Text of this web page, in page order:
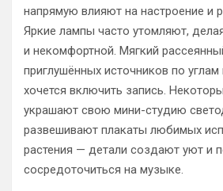
напрямую влияют на настроение и
Яркие лампы часто утомляют,
и некомфортной. Мягкий
приглушённых источников по
хочется включить запись.
украшают свою мини-студию
развешивают плакаты любимых
растения — детали создают уют и
сосредоточиться на музыке.